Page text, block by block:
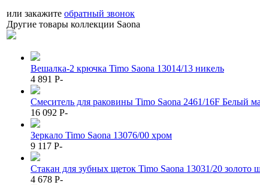
или закажите обратный звонок
Другие товары коллекции Saona
Вешалка-2 крючка Timo Saona 13014/13 никель
4 891 P-
Смеситель для раковины Timo Saona 2461/16F Белый
16 092 P-
Зеркало Timo Saona 13076/00 хром
9 117 P-
Стакан для зубных щеток Timo Saona 13031/20 золото
4 678 P-